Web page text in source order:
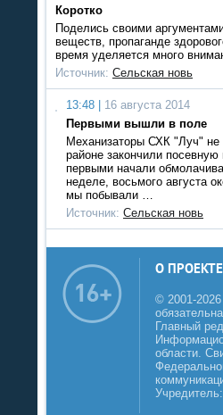
Коротко
Поделись своими
веществ, пропаганде
время уделяется много
Источник: Сельская новь
13:48 |
16 августа 2014
Первыми вышли в поле
Механизаторы СХК "Луч" не
районе закончили
первыми начали
неделе, восьмого августа
мы побывали …
Источник: Сельская новь
О ПРОЕКТЕ
© 2001-
Главный
области.